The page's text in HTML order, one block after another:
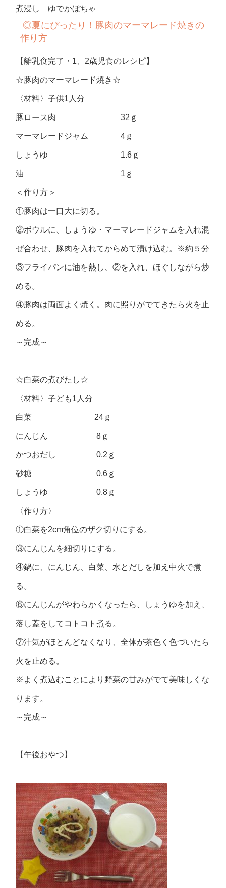
煮浸し ゆでかぼちゃ
◎夏にぴったり！豚肉のマーマレード焼きの
作り方
【離乳食完了・1、2歳児食のレシピ】
☆豚肉のマーマレード焼き☆
〈材料〉子供1人分
豚ロース肉 32ｇ
マーマレードジャム 4ｇ
しょうゆ 1.6ｇ
油 1ｇ
＜作り方＞
①豚肉は一口大に切る。
②ボウルに、しょうゆ・マーマレードジャムを入れ混
ぜ合わせ、豚肉を入れてからめて漬け込む。※約５分
③フライパンに油を熱し、②を入れ、ほぐしながら炒
める。
④豚肉は両面よく焼く。肉に照りがでてきたら火を止
める。
～完成～
☆白菜の煮びたし☆
〈材料〉子ども1人分
白菜 24ｇ
にんじん 8ｇ
かつおだし 0.2ｇ
砂糖 0.6ｇ
しょうゆ 0.8ｇ
〈作り方〉
①白菜を2cm角位のザク切りにする。
③にんじんを細切りにする。
④鍋に、にんじん、白菜、水とだしを加え中火で煮
る。
⑥にんじんがやわらかくなったら、しょうゆを加え、
落し蓋をしてコトコト煮る。
⑦汁気がほとんどなくなり、全体が茶色く色づいたら
火を止める。
※よく煮込むことにより野菜の甘みがでて美味しくな
ります。
～完成～
【午後おやつ】